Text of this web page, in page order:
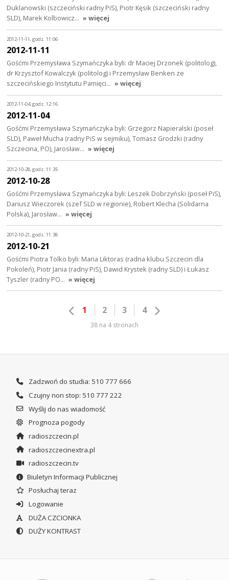
Duklanowski (szczeciński radny PiS), Piotr Kęsik (szczeciński radny
SLD), Marek Kolbowicz… » więcej
2012-11-11, godz. 11:06
2012-11-11
Gośćmi Przemysława Szymańczyka byli: dr Maciej Drzonek (politolog),
dr Krzysztof Kowalczyk (politolog) i Przemysław Benken ze
szczecińskiego Instytutu Pamięci… » więcej
2012-11-04, godz. 12:16
2012-11-04
Gośćmi Przemysława Szymańczyka byli: Grzegorz Napieralski (poseł
SLD), Paweł Mucha (radny PiS w sejmiku), Tomasz Grodzki (radny
Szczecina, PO), Jarosław… » więcej
2012-10-28, godz. 11:35
2012-10-28
Gośćmi Przemysława Szymańczyka byli: Leszek Dobrzyński (poseł PiS),
Dariusz Wieczorek (szef SLD w regionie), Robert Klecha (Solidarna
Polska), Jarosław… » więcej
2012-10-21, godz. 11:38
2012-10-21
Gośćmi Piotra Tolko byli: Maria Liktoras (radna klubu Szczecin dla
Pokoleń), Piotr Jania (radny PiS), Dawid Krystek (radny SLD) i Łukasz
Tyszler (radny PO… » więcej
1 2 3 4
38 na 4 stronach
Zadzwoń do studia: 510 777 666
Czujny non stop: 510 777 222
Wyślij do nas wiadomość
Prognoza pogody
radioszczecin.pl
radioszczecinextra.pl
radioszczecin.tv
Biuletyn Informacji Publicznej
Posłuchaj teraz
Logowanie
DUŻA CZCIONKA
DUŻY KONTRAST